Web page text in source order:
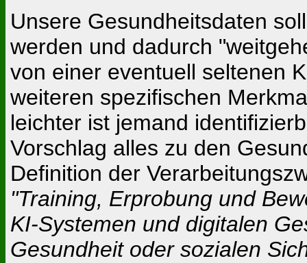
Unsere Gesundheitsdaten
werden und dadurch
von einer eventuell seltenen
weiteren spezifischen
leichter ist jemand
Vorschlag alles zu den
Definition der
"Training, Erprobung und
KI-Systemen und digitalen
Gesundheit oder sozialen